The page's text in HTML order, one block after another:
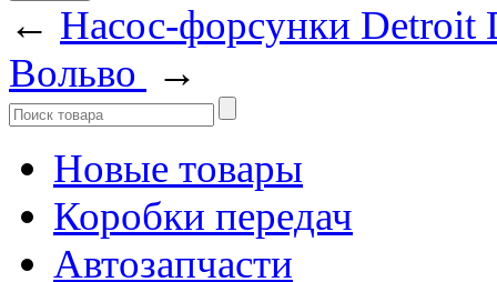
← Насос-форсунки Detroit
Вольво
→
Новые товары
Коробки передач
Автозапчасти